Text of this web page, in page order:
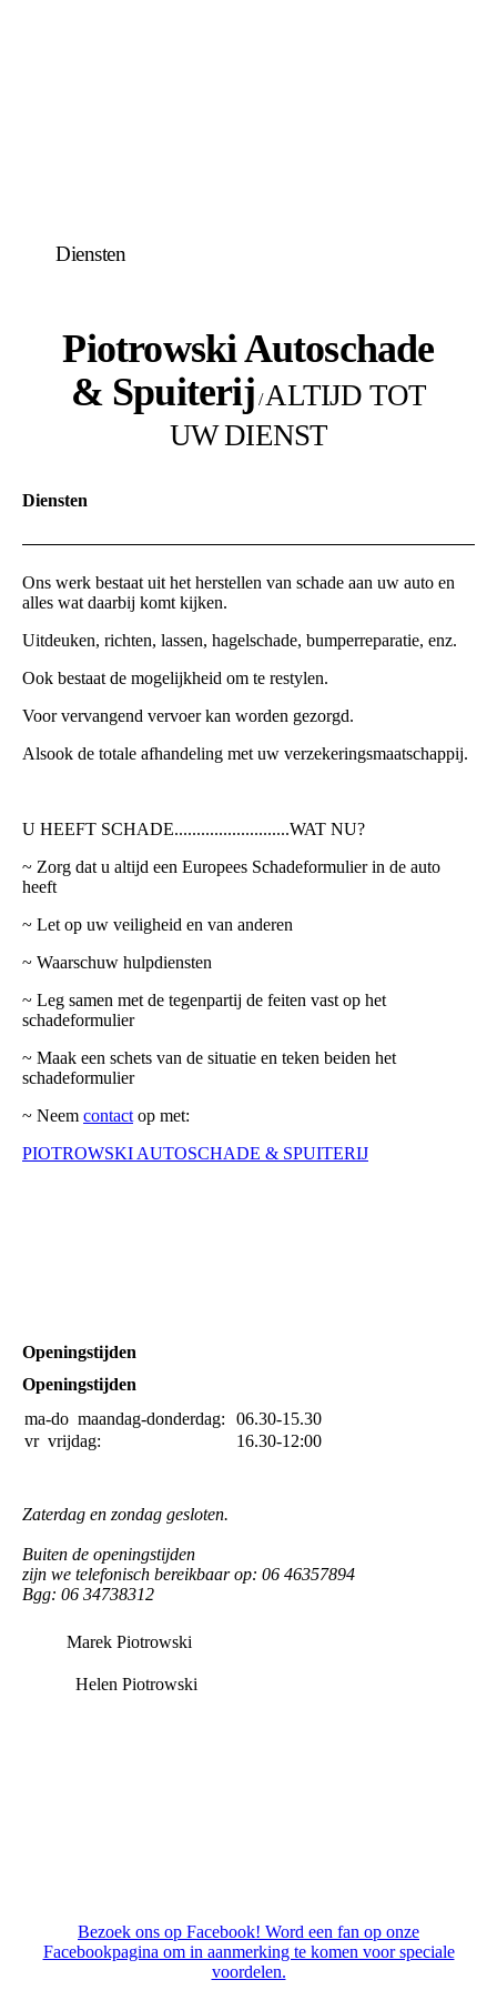
Diensten
Piotrowski Autoschade
& Spuiterij /ALTIJD TOT
UW DIENST
Diensten
Ons werk bestaat uit het herstellen van schade aan uw auto en
alles wat daarbij komt kijken.
Uitdeuken, richten, lassen, hagelschade, bumperreparatie, enz.
Ook bestaat de mogelijkheid om te restylen.
Voor vervangend vervoer kan worden gezorgd.
Alsook de totale afhandeling met uw verzekeringsmaatschappij.
U HEEFT SCHADE..........................WAT NU?
~ Zorg dat u altijd een Europees Schadeformulier in de auto
heeft
~ Let op uw veiligheid en van anderen
~ Waarschuw hulpdiensten
~ Leg samen met de tegenpartij de feiten vast op het
schadeformulier
~ Maak een schets van de situatie en teken beiden het
schadeformulier
~ Neem contact op met:
PIOTROWSKI AUTOSCHADE & SPUITERIJ
Openingstijden
Openingstijden
ma-do maandag-donderdag:
06.30-15.30
vr vrijdag: 16.30-12:00
Zaterdag en zondag gesloten.
Buiten de openingstijden
zijn we telefonisch bereikbaar op: 06 46357894
Bgg: 06 34738312
Marek Piotrowski
Helen Piotrowski
Bezoek ons op Facebook! Word een fan op onze
Facebookpagina om in aanmerking te komen voor speciale
voordelen.